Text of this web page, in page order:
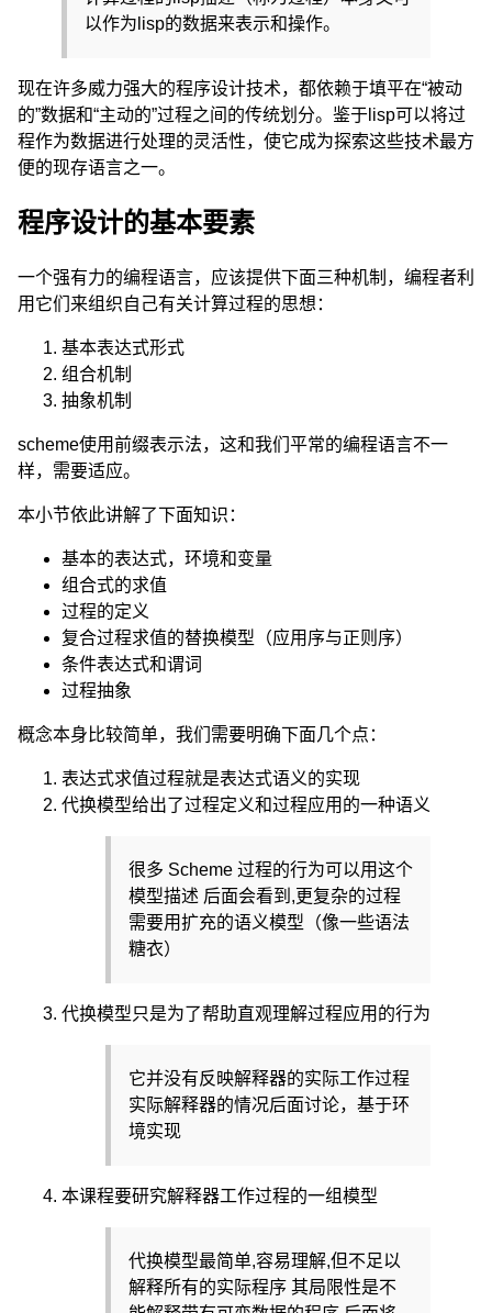
以作为lisp的数据来表示和操作。
现在许多威力强大的程序设计技术，都依赖于填平在“被动
的”数据和“主动的”过程之间的传统划分。鉴于lisp可以将过
程作为数据进行处理的灵活性，使它成为探索这些技术最方
便的现存语言之一。
程序设计的基本要素
一个强有力的编程语言，应该提供下面三种机制，编程者利
用它们来组织自己有关计算过程的思想：
基本表达式形式
组合机制
抽象机制
scheme使用前缀表示法，这和我们平常的编程语言不一
样，需要适应。
本小节依此讲解了下面知识：
基本的表达式，环境和变量
组合式的求值
过程的定义
复合过程求值的替换模型（应用序与正则序）
条件表达式和谓词
过程抽象
概念本身比较简单，我们需要明确下面几个点：
表达式求值过程就是表达式语义的实现
代换模型给出了过程定义和过程应用的一种语义
很多 Scheme 过程的行为可以用这个
模型描述 后面会看到,更复杂的过程
需要用扩充的语义模型（像一些语法
糖衣）
代换模型只是为了帮助直观理解过程应用的行为
它并没有反映解释器的实际工作过程
实际解释器的情况后面讨论，基于环
境实现
本课程要研究解释器工作过程的一组模型
代换模型最简单,容易理解,但不足以
解释所有的实际程序 其局限性是不